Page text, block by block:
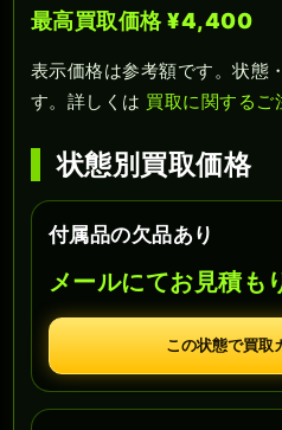
最高買取価格 ¥4,400
表示価格は参考額です。状態
す。詳しくは 買取に関するご
状態別買取価格
付属品の欠品あり
メールにてお見積も
この状態で買取